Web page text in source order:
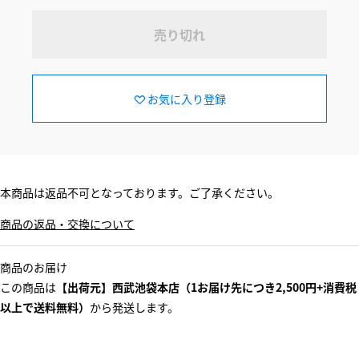
売り切れ
お気に入り登録
本商品は返品不可となっております。ご了承ください。
商品の返品・交換について
商品のお届け
この商品は 【出荷元】西武池袋本店（1お届け先につき2,500円+消費税
以上で送料無料） から発送します。